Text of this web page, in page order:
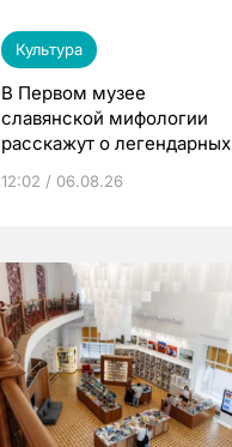
Культура
В Первом музее
славянской мифологии
расскажут о легендарных
12:02 / 06.08.26